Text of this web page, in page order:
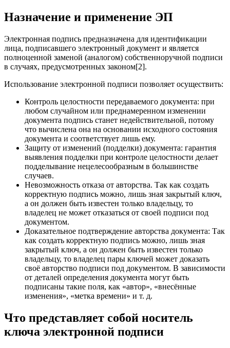
Назначение и применение ЭП
Электронная подпись предназначена для идентификации
лица, подписавшего электронный документ и является
полноценной заменой (аналогом) собственноручной подписи
в случаях, предусмотренных законом[2].
Использование электронной подписи позволяет осуществить:
Контроль целостности передаваемого документа: при
любом случайном или преднамеренном изменении
документа подпись станет недействительной, потому
что вычислена она на основании исходного состояния
документа и соответствует лишь ему.
Защиту от изменений (подделки) документа: гарантия
выявления подделки при контроле целостности делает
подделывание нецелесообразным в большинстве
случаев.
Невозможность отказа от авторства. Так как создать
корректную подпись можно, лишь зная закрытый ключ,
а он должен быть известен только владельцу, то
владелец не может отказаться от своей подписи под
документом.
Доказательное подтверждение авторства документа: Так
как создать корректную подпись можно, лишь зная
закрытый ключ, а он должен быть известен только
владельцу, то владелец пары ключей может доказать
своё авторство подписи под документом. В зависимости
от деталей определения документа могут быть
подписаны такие поля, как «автор», «внесённые
изменения», «метка времени» и т. д.
Что представляет собой носитель
ключа электронной подписи